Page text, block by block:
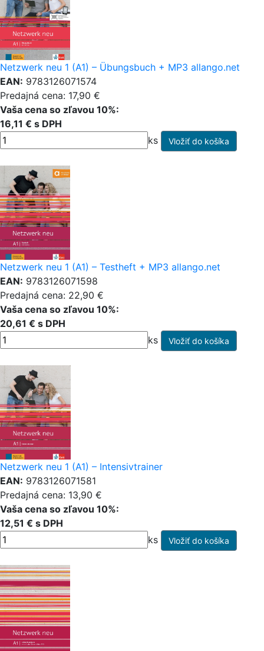
Netzwerk neu 1 (A1) – Übungsbuch + MP3 allango.net
EAN: 9783126071574
Predajná cena: 17,90 €
Vaša cena so zľavou 10%:
16,11 € s DPH
ks
Netzwerk neu 1 (A1) – Testheft + MP3 allango.net
EAN: 9783126071598
Predajná cena: 22,90 €
Vaša cena so zľavou 10%:
20,61 € s DPH
ks
Netzwerk neu 1 (A1) – Intensivtrainer
EAN: 9783126071581
Predajná cena: 13,90 €
Vaša cena so zľavou 10%:
12,51 € s DPH
ks